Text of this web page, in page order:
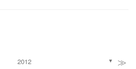
2012 ▼ ≫